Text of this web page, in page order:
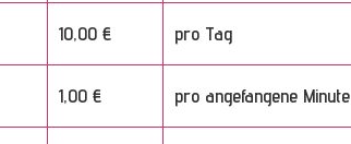
10,00 € pro Tag
1,00 € pro angefangene Minute